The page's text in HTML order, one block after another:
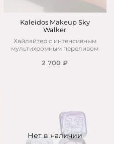
Kaleidos Makeup Sky
Walker
Хайлайтер с интенсивным
мультихромным переливом
2 700 ₽
Нет в наличии